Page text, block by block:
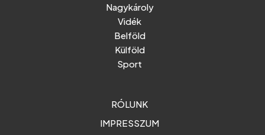
Nagykároly
Vidék
Belföld
Külföld
Sport
RÓLUNK
IMPRESSZUM